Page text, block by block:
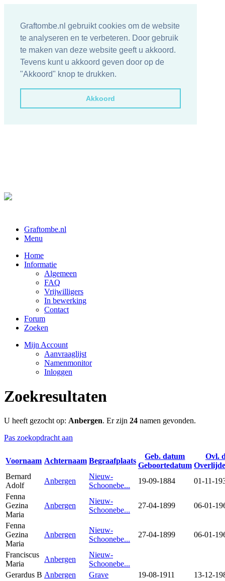
Graftombe.nl gebruikt cookies om de website
te analyseren en te verbeteren. Door gebruik
te maken van deze website geeft u akkoord.
Tevens kunt u akkoord geven door op de
"Akkoord" knop te drukken.
Akkoord
Graftombe.nl
Menu
Home
Informatie
Algemeen
FAQ
Vrijwilligers
In bewerking
Contact
Forum
Zoeken
Mijn Account
Aanvraaglijst
Namenmonitor
Inloggen
Zoekresultaten
U heeft gezocht op: Anbergen. Er zijn 24 namen gevonden.
Pas zoekopdracht aan
Voornaam Achternaam Begraafplaats
Geb. datum
Geboortedatum
Ovl.
Bernard
Adolf
Anbergen
Nieuw-
Schoonebe...
19-09-1884
01-11-
Fenna
Gezina
Maria
Anbergen
Nieuw-
Schoonebe...
27-04-1899 06-01-
Fenna
Gezina
Maria
Anbergen
Nieuw-
Schoonebe...
27-04-1899 06-01-
Franciscus
Maria
Anbergen
Nieuw-
Schoonebe...
Gerardus B Anbergen Grave 19-08-1911
13-12-